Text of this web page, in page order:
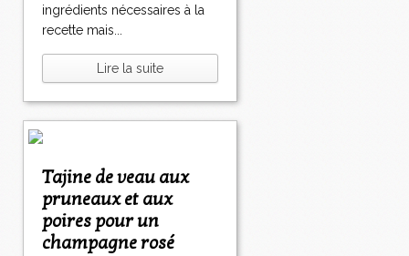
ingrédients nécessaires à la
recette mais...
Lire la suite
Tajine de veau aux
pruneaux et aux
poires pour un
champagne rosé